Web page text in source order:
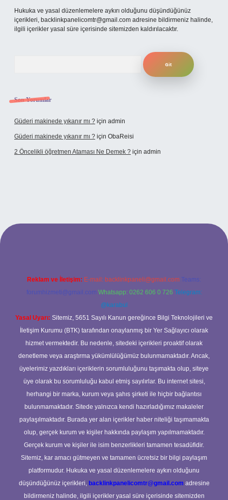
Hukuka ve yasal düzenlemelere aykırı olduğunu düşündüğünüz
içerikleri, backlinkpanelicomtr@gmail.com adresine bildirmeniz halinde,
ilgili içerikler yasal süre içerisinde sitemizden kaldırılacaktır.
Son Yorumlar
Güderi makinede yıkanır mı ? için admin
Güderi makinede yıkanır mı ? için ObaReisi
2 Öncelikli öğretmen Ataması Ne Demek ? için admin
Reklam ve İletişim: E-mail: backlinkpaneli@gmail.com Teams:
forumhizmeti@gmail.com Whatsapp: 0262 606 0 726 Telegram:
@karabul
Yasal Uyarı: Sitemiz, 5651 Sayılı Kanun gereğince Bilgi Teknolojileri ve
İletişim Kurumu (BTK) tarafından onaylanmış bir Yer Sağlayıcı olarak
hizmet vermektedir. Bu nedenle, sitedeki içerikleri proaktif olarak
denetleme veya araştırma yükümlülüğümüz bulunmamaktadır. Ancak,
üyelerimiz yazdıkları içeriklerin sorumluluğunu taşımakta olup, siteye
üye olarak bu sorumluluğu kabul etmiş sayılırlar. Bu internet sitesi,
herhangi bir marka, kurum veya şahıs şirketi ile hiçbir bağlantısı
bulunmamaktadır. Sitede yalnızca kendi hazırladığımız makaleler
paylaşılmaktadır. Burada yer alan içerikler haber niteliği taşımamakta
olup, gerçek kurum ve kişiler hakkında paylaşım yapılmamaktadır.
Gerçek kurum ve kişiler ile isim benzerlikleri tamamen tesadüfidir.
Sitemiz, kar amacı gütmeyen ve tamamen ücretsiz bir bilgi paylaşım
platformudur. Hukuka ve yasal düzenlemelere aykırı olduğunu
düşündüğünüz içerikleri, backlinkpanelicomtr@gmail.com adresine
bildirmeniz halinde, ilgili içerikler yasal süre içerisinde sitemizden